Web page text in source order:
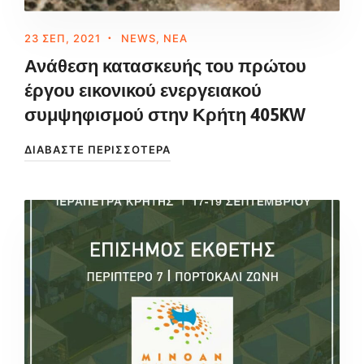
23 ΣΕΠ, 2021 NEWS, ΝΈΑ
Ανάθεση κατασκευής του πρώτου
έργου εικονικού ενεργειακού
συμψηφισμού στην Κρήτη 405KW
ΔΙΑΒΆΣΤΕ ΠΕΡΙΣΣΌΤΕΡΑ